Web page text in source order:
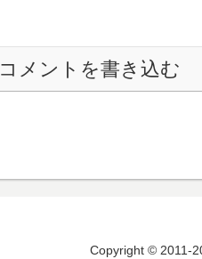
コメントを書き込む
Copyright © 2011-